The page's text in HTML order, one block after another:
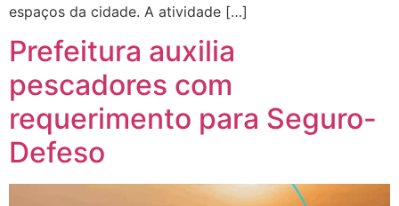
espaços da cidade. A atividade […]
Prefeitura auxilia
pescadores com
requerimento para Seguro-
Defeso